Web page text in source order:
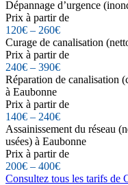
Dépannage d’urgence
Prix à partir de
120€ – 260€
Curage de canalisation
Prix à partir de
240€ – 390€
Réparation de canalisation
à Eaubonne
Prix à partir de
140€ – 240€
Assainissement du réseau
usées) à Eaubonne
Prix à partir de
200€ – 400€
Consultez tous les tarifs de